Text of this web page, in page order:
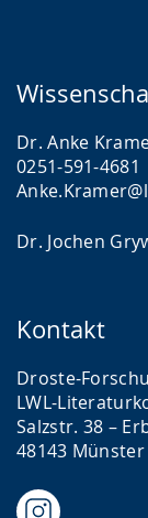
Dr. Anke
0251-591-4681
Dr. Jochen
Kontakt
Droste-
LWL-
Salzstr. 38 –
48143 Münster